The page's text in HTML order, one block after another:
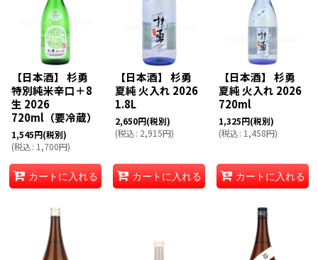
【日本酒】 杉勇
特別純米辛口＋8
生 2026
720ml（要冷蔵）
1,545円(税別)
(税込: 1,700円)
カートに入れる
【日本酒】 杉勇
夏純 火入れ 2026
1.8L
2,650円(税別)
(税込: 2,915円)
カートに入れる
【日本酒】 杉勇
夏純 火入れ 2026
720ml
1,325円(税別)
(税込: 1,458円)
カートに入れる